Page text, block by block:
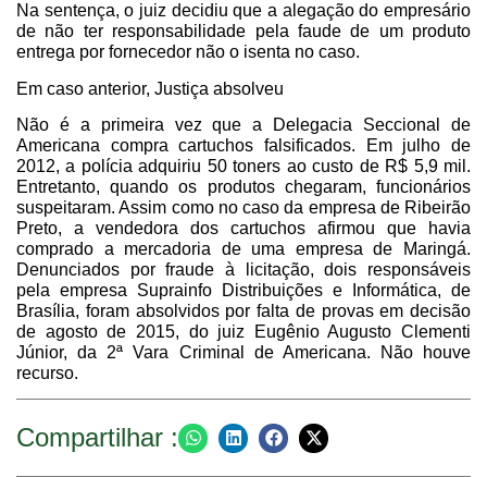
Na sentença, o juiz decidiu que a alegação do empresário
de não ter responsabilidade pela faude de um produto
entrega por fornecedor não o isenta no caso.
Em caso anterior, Justiça absolveu
Não é a primeira vez que a Delegacia Seccional de
Americana compra cartuchos falsificados. Em julho de
2012, a polícia adquiriu 50 toners ao custo de R$ 5,9 mil.
Entretanto, quando os produtos chegaram, funcionários
suspeitaram. Assim como no caso da empresa de Ribeirão
Preto, a vendedora dos cartuchos afirmou que havia
comprado a mercadoria de uma empresa de Maringá.
Denunciados por fraude à licitação, dois responsáveis
pela empresa Suprainfo Distribuições e Informática, de
Brasília, foram absolvidos por falta de provas em decisão
de agosto de 2015, do juiz Eugênio Augusto Clementi
Júnior, da 2ª Vara Criminal de Americana. Não houve
recurso.
Compartilhar :